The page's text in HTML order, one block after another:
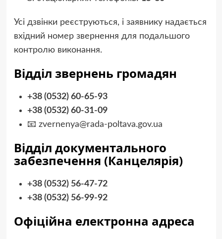
Усі дзвінки реєструються, і заявнику надається
вхідний номер звернення для подальшого
контролю виконання.
Відділ звернень громадян
+38 (0532) 60-65-93
+38 (0532) 60-31-09
📧 zvernenya@rada-poltava.gov.ua
Відділ документального
забезпечення (Канцелярія)
+38 (0532) 56-47-72
+38 (0532) 56-99-92
Офіційна електронна адреса